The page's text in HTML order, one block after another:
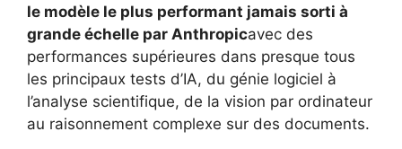
le modèle le plus performant jamais sorti à
grande échelle par Anthropicavec des
performances supérieures dans presque tous
les principaux tests d’IA, du génie logiciel à
l’analyse scientifique, de la vision par ordinateur
au raisonnement complexe sur des documents.